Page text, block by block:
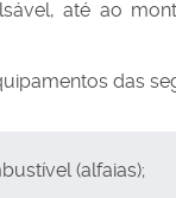
até ao
das
(alfaias);